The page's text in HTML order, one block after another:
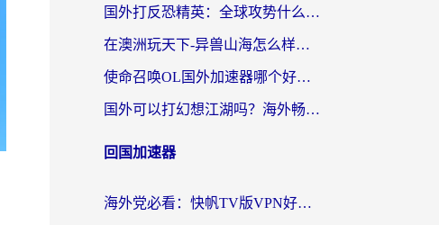
国外打反恐精英：全球攻势什么加速器好用？2026海外玩家国服游戏加速终极指南
在澳洲玩天下-异兽山海怎么样才能不卡？一份给南半球玩家的自救指南
使命召唤OL国外加速器哪个好用？海外玩家亲测的国服游戏加速终极指南
国外可以打幻想江湖吗？海外畅玩国服游戏的终极指南
回国加速器
海外党必看：快帆TV版VPN好用吗？和Easyback VPN对比哪个回国效果更好？附2026真实测评